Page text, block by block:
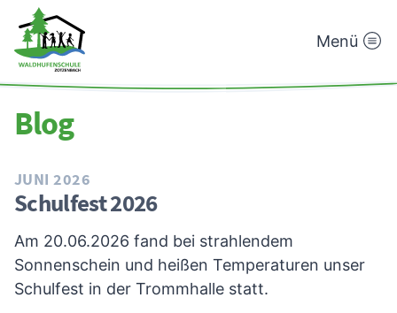
Waldhufenschule
Menü
Blog
JUNI 2026
Schulfest 2026
Am 20.06.2026 fand bei strahlendem
Sonnenschein und heißen Temperaturen unser
Schulfest in der Trommhalle statt.